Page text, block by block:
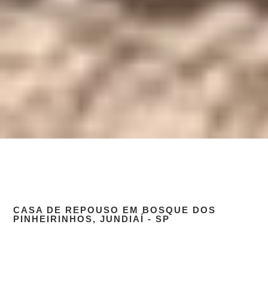
CASA DE REPOUSO EM BOSQUE DOS
PINHEIRINHOS, JUNDIAÍ - SP